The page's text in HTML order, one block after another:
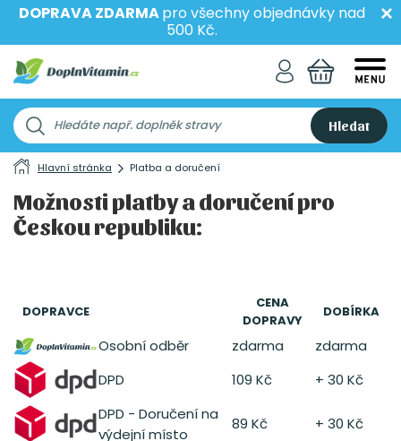
DOPRAVA ZDARMApro všechny objednávky nad
500 Kč.
Hledat
Hlavní stránka Platba a doručení
Možnosti platby a doručení pro
Českou republiku:
DOPRAVCE
CENA
DOPRAVY
DOBÍRKA
Osobní odběr zdarma
zdarma
DPD
109 Kč
+ 30 Kč
DPD - Doručení na
výdejní místo
89 Kč + 30 Kč